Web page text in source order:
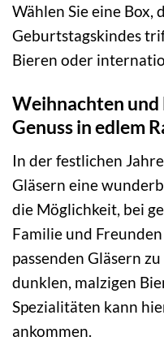
Wählen Sie eine Box,
Geburtstagskindes
Bieren oder
Weihnachten und
Genuss in edlem
In der festlichen
Gläsern eine
die Möglichkeit, bei
Familie und
passenden Gläsern
dunklen, malzigen
Spezialitäten kann
ankommen.